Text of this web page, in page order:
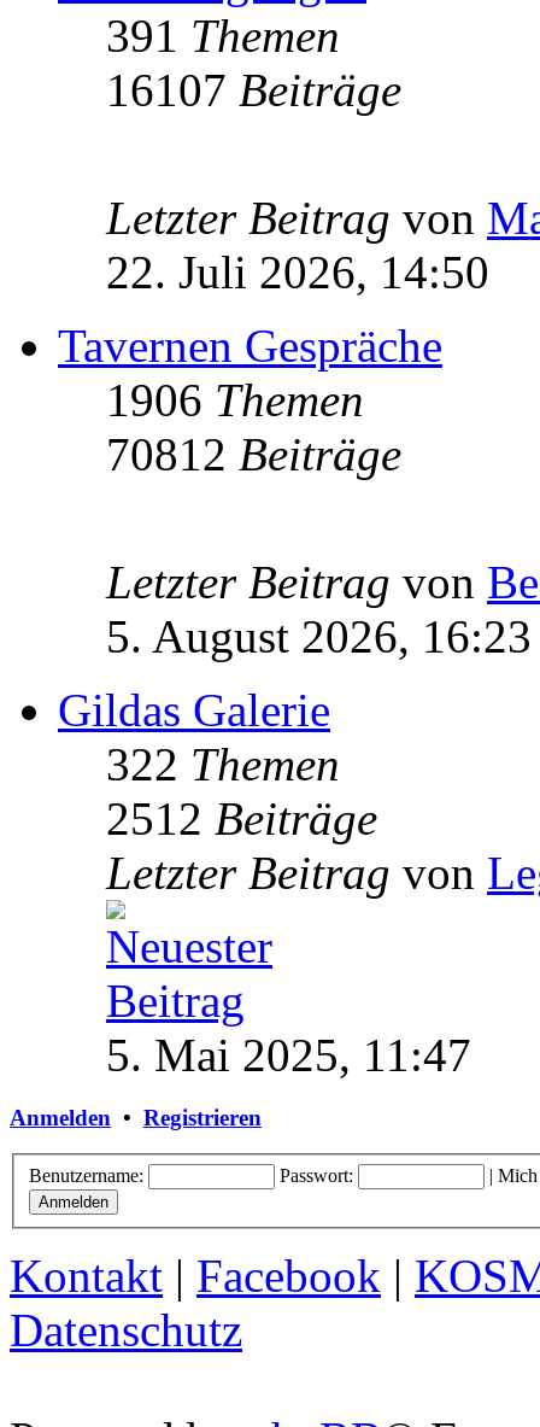
391 Themen
16107 Beiträge
Letzter Beitrag von
22. Juli 2026, 14:50
Tavernen Gespräche
1906 Themen
70812 Beiträge
Letzter Beitrag von
5. August 2026, 16:23
Gildas Galerie
322 Themen
2512 Beiträge
Letzter Beitrag von
5. Mai 2025, 11:47
Anmelden • Registrieren
Benutzername: Passwort: | Mich
Kontakt | Facebook |
Datenschutz